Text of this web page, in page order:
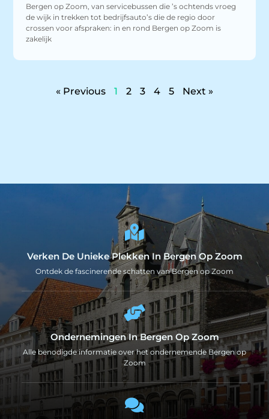
Bergen op Zoom, van servicebussen die ’s ochtends vroeg
de wijk in trekken tot bedrijfsauto’s die de regio door
crossen voor afspraken: in en rond Bergen op Zoom is
zakelijk
« Previous 1 2 3 4 5 Next »
Verken De Unieke Plekken In Bergen Op Zoom
Ontdek de fascinerende schatten van Bergen op Zoom
Ondernemingen In Bergen Op Zoom
Alle benodigde informatie over het ondernemende Bergen op
Zoom